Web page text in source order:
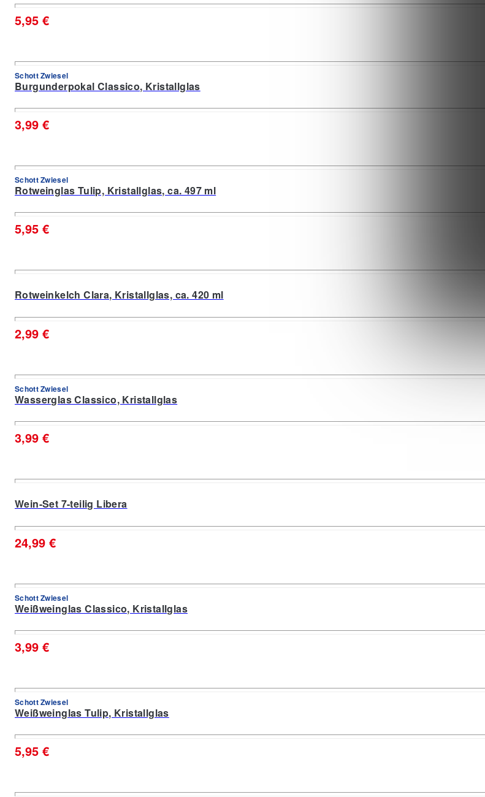
5,95 €
Schott Zwiesel
Burgunderpokal Classico, Kristallglas
3,99 €
Schott Zwiesel
Rotweinglas Tulip, Kristallglas, ca. 497 ml
5,95 €
Rotweinkelch Clara, Kristallglas, ca. 420 ml
2,99 €
Schott Zwiesel
Wasserglas Classico, Kristallglas
3,99 €
Wein-Set 7-teilig Libera
24,99 €
Schott Zwiesel
Weißweinglas Classico, Kristallglas
3,99 €
Schott Zwiesel
Weißweinglas Tulip, Kristallglas
5,95 €